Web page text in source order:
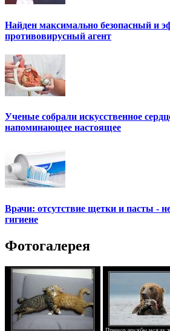
Найден максимально безопасный и
противовирусный агент
Ученые собрали искусственное
напоминающее настоящее
Врачи: отсутствие щетки и пасты -
гигиене
Фотогалерея